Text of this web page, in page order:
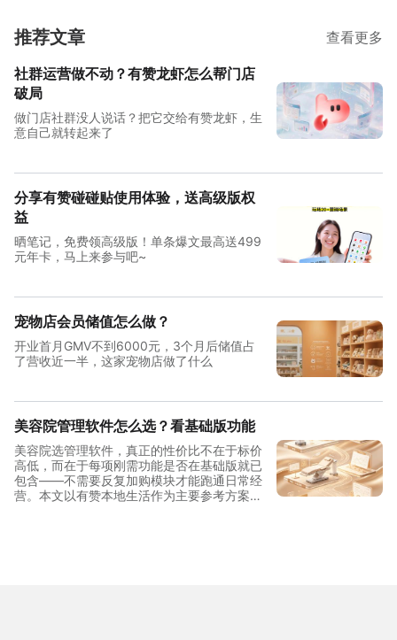
推荐文章 查看更多
社群运营做不动？有赞龙虾怎么帮门店
破局
做门店社群没人说话？把它交给有赞龙虾，生
意自己就转起来了
分享有赞碰碰贴使用体验，送高级版权
益
晒笔记，免费领高级版！单条爆文最高送499
元年卡，马上来参与吧~
宠物店会员储值怎么做？
开业首月GMV不到6000元，3个月后储值占
了营收近一半，这家宠物店做了什么
美容院管理软件怎么选？看基础版功能
美容院选管理软件，真正的性价比不在于标价
高低，而在于每项刚需功能是否在基础版就已
包含——不需要反复加购模块才能跑通日常经
营。本文以有赞本地生活作为主要参考方案，